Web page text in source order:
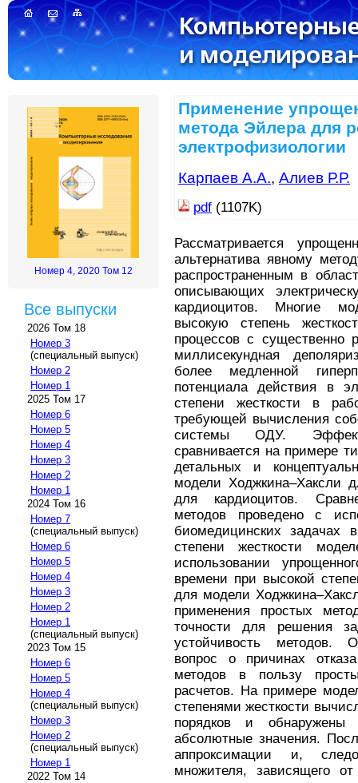
Номер 4, 2020 Том 12
Все выпуски
2026 Том 18
Номер 3
(специальный выпуск)
Номер 2
Номер 1
2025 Том 17
Номер 6
Номер 5
Номер 4
Номер 3
Номер 2
Номер 1
2024 Том 16
Номер 7
(специальный выпуск)
Номер 6
Номер 5
Номер 4
Номер 3
Номер 2
Номер 1
(специальный выпуск)
2023 Том 15
Номер 6
Номер 5
Номер 4
(специальный выпуск)
Номер 3
Номер 2
(специальный выпуск)
Номер 1
2022 Том 14
Применение
метода Эйлера для
электрофизиологии
Карпаев А.А., Алиев Р.Р.
pdf (1107K)
Рассматривается
альтернатива явному
распространенным в
описывающих
кардиоцитов. Многие
высокую степень
процессов с существенно
миллисекундная
более медленной
потенциала действия в
степени жесткости в
требующей вычисления
системы ОДУ.
сравнивается на примере
детальных и
модели Ходжкина–Хаксли
для кардиоцитов.
методов проведено с
биомедицинских задачах
степени жесткости
использовании
времени при высокой
для модели
применения простых
точности для решения
устойчивость методов.
вопрос о причинах
методов в пользу
расчетов. На примере
степенями жесткости
порядков и обнаружены
абсолютные значения.
аппроксимации и,
множителя, зависящего